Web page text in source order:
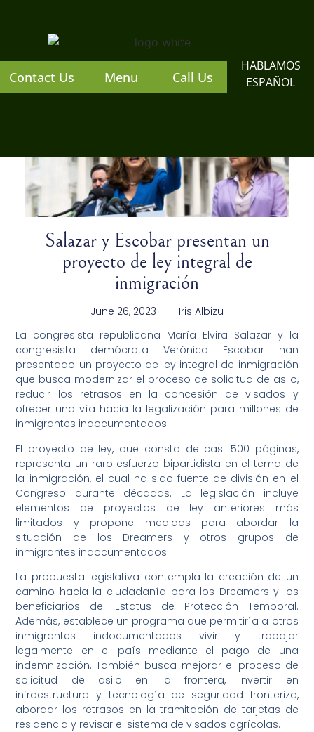
Contact Us Menu Call Us
HABLAMOS
ESPAÑOL
Salazar y Escobar presentan un
proyecto de ley integral de
inmigración
June 26, 2023
Iris Albizu
La congresista republicana María Elvira Salazar y la
congresista demócrata Verónica Escobar han
presentado un proyecto de ley integral de inmigración
que busca modernizar el proceso de solicitud de asilo,
reducir los retrasos en la concesión de visados y
ofrecer una vía hacia la legalización para millones de
inmigrantes indocumentados.
El proyecto de ley, que consta de casi 500 páginas,
representa un raro esfuerzo bipartidista en el tema de
la inmigración, el cual ha sido fuente de división en el
Congreso durante décadas. La legislación incluye
elementos de proyectos de ley anteriores más
limitados y propone medidas para abordar la
situación de los Dreamers y otros grupos de
inmigrantes indocumentados.
La propuesta legislativa contempla la creación de un
camino hacia la ciudadanía para los Dreamers y los
beneficiarios del Estatus de Protección Temporal.
Además, establece un programa que permitiría a otros
inmigrantes indocumentados vivir y trabajar
legalmente en el país mediante el pago de una
indemnización. También busca mejorar el proceso de
solicitud de asilo en la frontera, invertir en
infraestructura y tecnología de seguridad fronteriza,
abordar los retrasos en la tramitación de tarjetas de
residencia y revisar el sistema de visados agrícolas.